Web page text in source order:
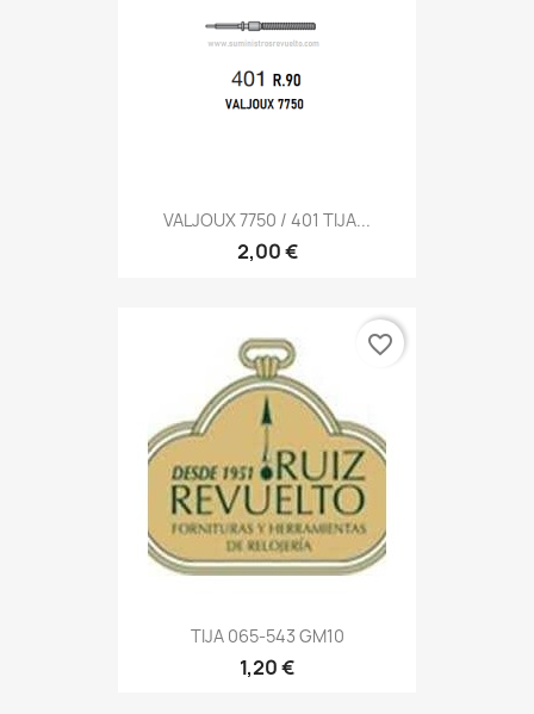
VALJOUX 7750 / 401 TIJA...
2,00 €
TIJA 065-543 GM10
1,20 €
favorite_border